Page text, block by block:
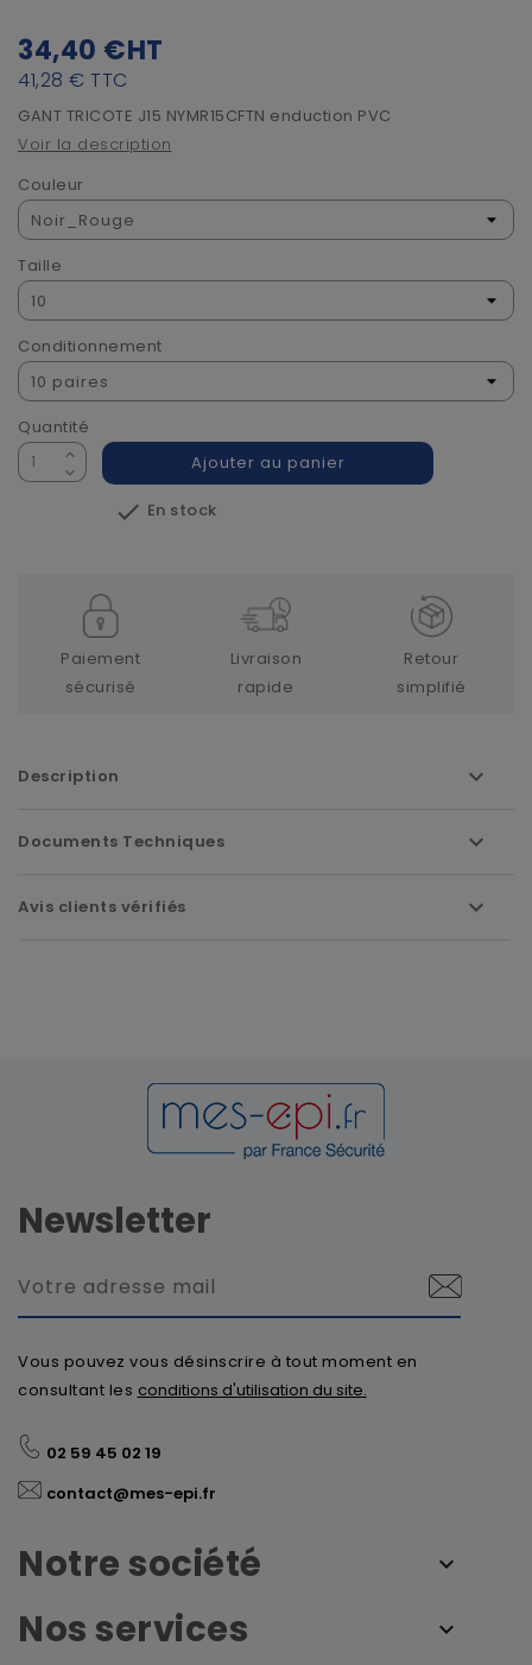
34,40 €HT
41,28 € TTC
GANT TRICOTE J15 NYMR15CFTN enduction PVC
Voir la description
Couleur
Taille
Conditionnement
Quantité
Ajouter au panier
 En stock
Paiement
sécurisé
Livraison
rapide
Retour
simplifié
Description
Documents Techniques
Avis clients vérifiés
Newsletter
Vous pouvez vous désinscrire à tout moment en
consultant les conditions d'utilisation du site.
02 59 45 02 19
contact@mes-epi.fr
Notre société
Nos services